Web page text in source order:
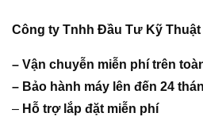
Công ty Tnhh Đầu Tư Kỹ
– Vận chuyễn miễn phí trên
– Bảo hành máy lên đến 24
– Hỗ trợ lắp đặt miễn phí